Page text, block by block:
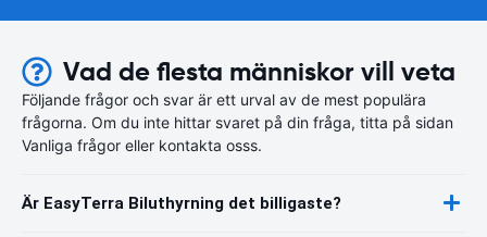
Vad de flesta människor vill veta
Följande frågor och svar är ett urval av de mest populära
frågorna. Om du inte hittar svaret på din fråga, titta på sidan
Vanliga frågor eller kontakta osss.
Är EasyTerra Biluthyrning det billigaste?